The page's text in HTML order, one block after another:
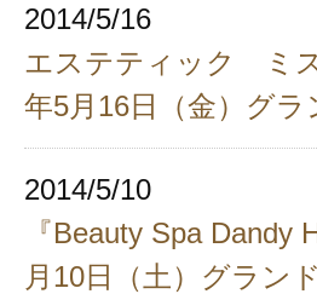
2014/5/16
エステティック ミ
年5月16日（金）グ
2014/5/10
『Beauty Spa Dandy
月10日（土）グラン